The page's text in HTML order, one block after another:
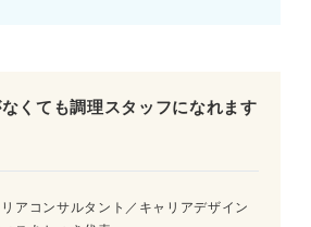
くても調理スタッフになれます
アコンサルタント／キャリアデザイン